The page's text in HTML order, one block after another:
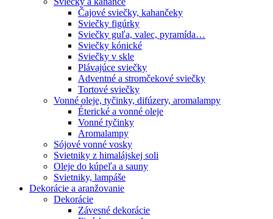
Čajové sviečky, kahančeky
Sviečky figúrky
Sviečky guľa, valec, pyramída…
Sviečky kónické
Sviečky v skle
Plávajúce sviečky
Adventné a stromčekové sviečky
Tortové sviečky
Vonné oleje, tyčinky, difúzery, aromalampy
Éterické a vonné oleje
Vonné tyčinky
Aromalampy
Sójové vonné vosky
Svietniky z himalájskej soli
Oleje do kúpeľa a sauny
Svietniky, lampáše
Dekorácie a aranžovanie
Dekorácie
Závesné dekorácie